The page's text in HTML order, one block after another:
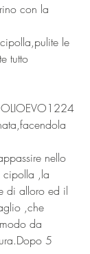
con la
le
tutto
nello
cipolla ,la
di alloro ed il
,che
da
5